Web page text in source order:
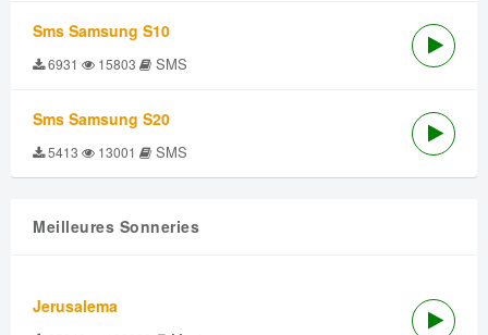
Sms Samsung S10
6931 15803 SMS
Sms Samsung S20
5413 13001 SMS
Meilleures Sonneries
Jerusalema